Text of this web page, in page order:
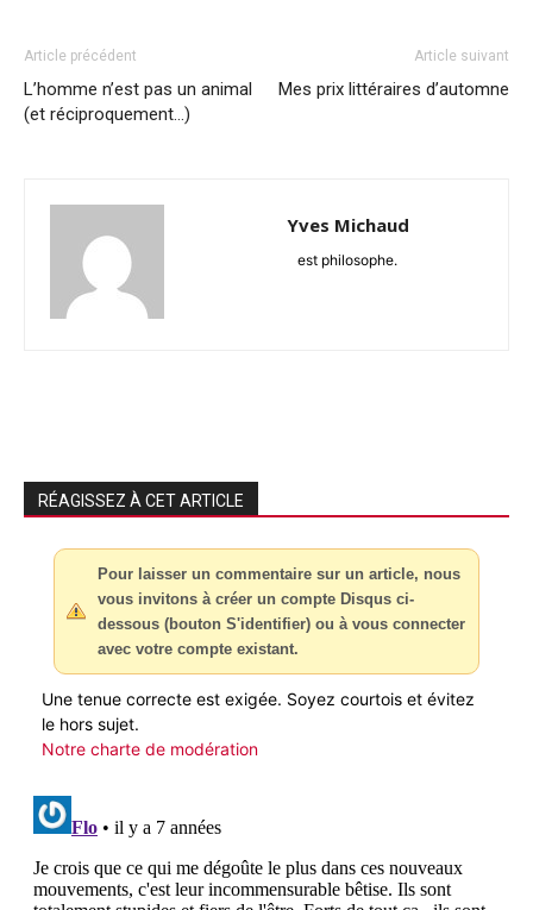
Article précédent
L’homme n’est pas un animal
(et réciproquement…)
Article suivant
Mes prix littéraires d’automne
Yves Michaud
est philosophe.
RÉAGISSEZ À CET ARTICLE
Pour laisser un commentaire sur un article, nous
vous invitons à créer un compte Disqus ci-
dessous (bouton S'identifier) ou à vous connecter
avec votre compte existant.
Une tenue correcte est exigée. Soyez courtois et évitez
le hors sujet.
Notre charte de modération